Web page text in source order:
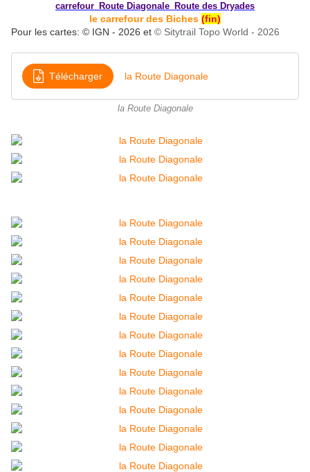
carrefour_Route Diagonale_Route des Dryades
le carrefour des Biches (fin)
Pour les cartes: © IGN - 2026 et © Sitytrail Topo World - 2026
Télécharger la Route Diagonale
la Route Diagonale